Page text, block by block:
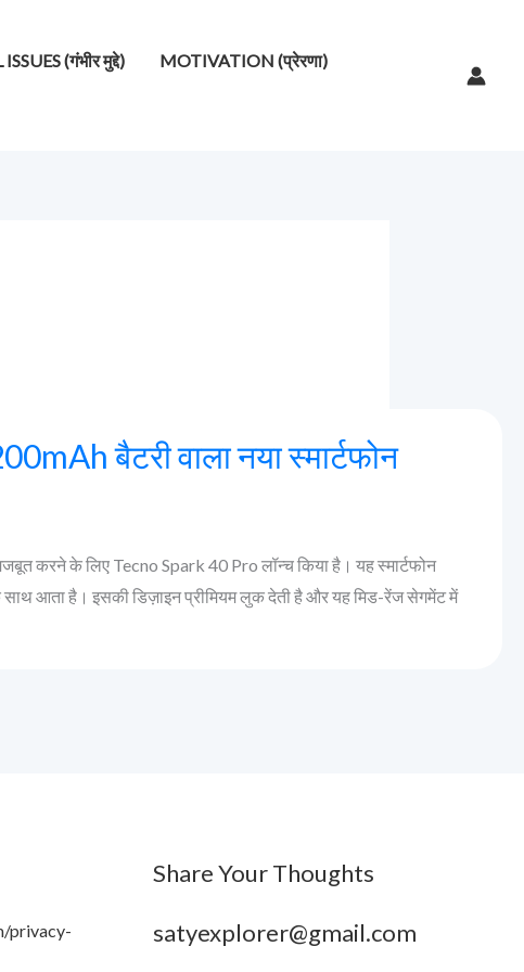
(गंभीर मुद्दे)
MOTIVATION (प्रेरणा)
बैटरी वाला नया स्मार्टफोन
करने के लिए Tecno Spark 40 Pro लॉन्च किया है। यह स्मार्टफोन
आता है। इसकी डिज़ाइन प्रीमियम लुक देती है और यह मिड-रेंज सेगमेंट में
privacy-
Share Your Thoughts
satyexplorer@gmail.com